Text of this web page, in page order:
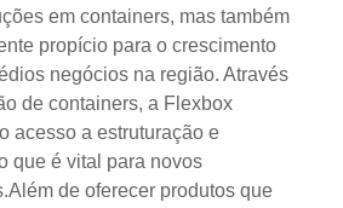
em containers, mas também
propício para o crescimento
negócios na região. Através
de containers, a Flexbox
acesso a estruturação e
que é vital para novos
de oferecer produtos que